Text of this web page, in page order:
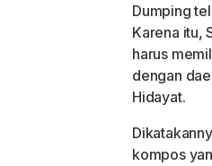
Dumping
Karena itu,
harus
dengan
Hidayat.
kompos